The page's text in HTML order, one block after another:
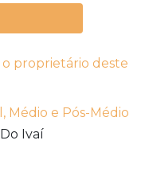
o proprietário deste
Médio e Pós-Médio
Ivaí